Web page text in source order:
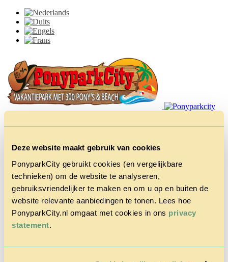
Deze website maakt gebruik van cookies
PonyparkCity gebruikt cookies (en vergelijkbare
technieken) om de website te analyseren,
gebruiksvriendelijker te maken en om u op en buiten de
website relevante aanbiedingen te tonen. Lees hoe
PonyparkCity.nl omgaat met cookies in ons privacy
statement.
Home
Het Park
Cowboy
House
Actie
Herfstvakantie
Contact